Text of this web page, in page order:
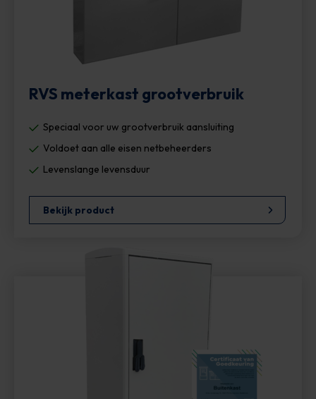
RVS meterkast grootverbruik
Speciaal voor uw grootverbruik aansluiting
Voldoet aan alle eisen netbeheerders
Levenslange levensduur
Bekijk product